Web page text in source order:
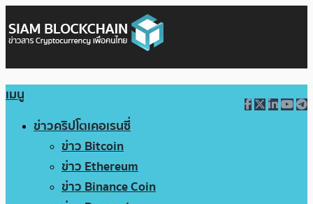
เมนู
ข่าวคริปโตเคอเรนซี่
ข่าว Bitcoin
ข่าว Ethereum
ข่าว Binance Coin